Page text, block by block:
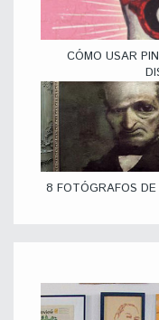
CÓMO USAR
8 FOTÓGRAFOS